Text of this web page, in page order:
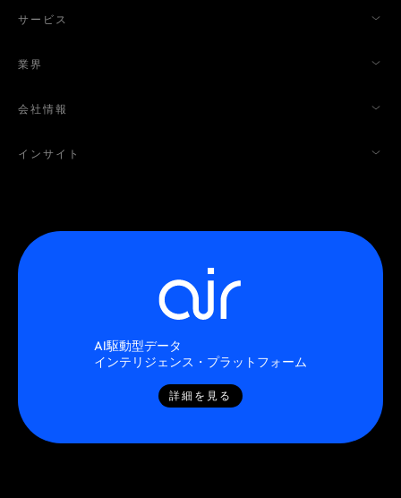
サービス
業界
会社情報
インサイト
AI駆動型データ
インテリジェンス・プラットフォーム
詳細を見る